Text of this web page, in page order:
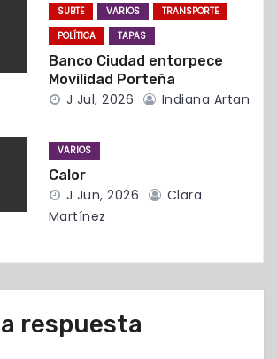
SUBTE VARIOS
TRANSPORTE
POLÍTICA
TAPAS
Banco Ciudad entorpece
Movilidad Porteña
J Jul, 2026 Indiana Artan
VARIOS
Calor
J Jun, 2026
Clara
Martínez
respuesta